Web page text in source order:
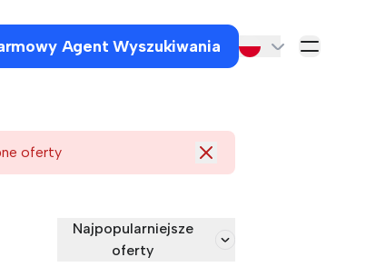
Agent Wyszukiwania
oferty
Najpopularniejsze
oferty